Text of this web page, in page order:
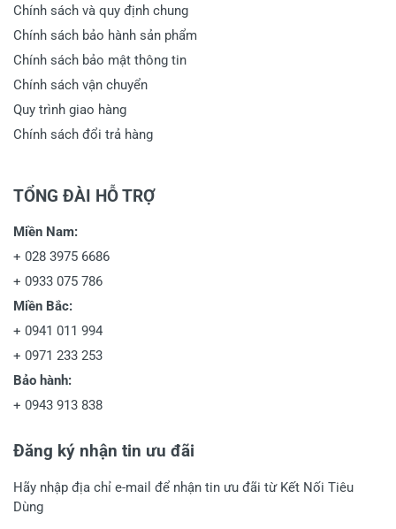
Chính sách và quy định chung
Chính sách bảo hành sản phẩm
Chính sách bảo mật thông tin
Chính sách vận chuyển
Quy trình giao hàng
Chính sách đổi trả hàng
TỔNG ĐÀI HỖ TRỢ
Miền Nam:
+ 028 3975 6686
+ 0933 075 786
Miền Bắc:
+ 0941 011 994
+ 0971 233 253
Bảo hành:
+ 0943 913 838
Đăng ký nhận tin ưu đãi
Hãy nhập địa chỉ e-mail để nhận tin ưu đãi từ Kết Nối Tiêu
Dùng